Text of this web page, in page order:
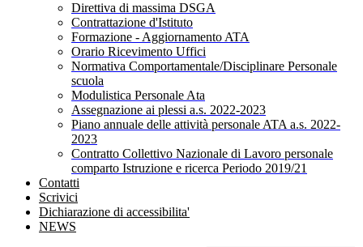
Direttiva di massima DSGA
Contrattazione d'Istituto
Formazione - Aggiornamento ATA
Orario Ricevimento Uffici
Normativa Comportamentale/Disciplinare Personale
scuola
Modulistica Personale Ata
Assegnazione ai plessi a.s. 2022-2023
Piano annuale delle attività personale ATA a.s. 2022-
2023
Contratto Collettivo Nazionale di Lavoro personale
comparto Istruzione e ricerca Periodo 2019/21
Contatti
Scrivici
Dichiarazione di accessibilita'
NEWS